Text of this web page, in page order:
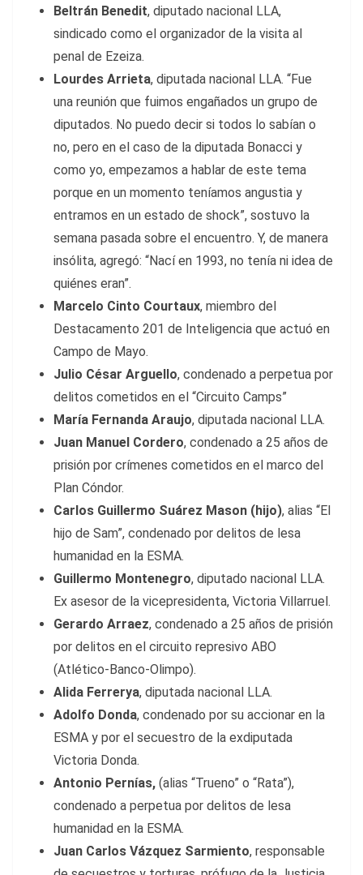
Beltrán Benedit, diputado nacional LLA,
sindicado como el organizador de la visita al
penal de Ezeiza.
Lourdes Arrieta, diputada nacional LLA. “Fue
una reunión que fuimos engañados un grupo de
diputados. No puedo decir si todos lo sabían o
no, pero en el caso de la diputada Bonacci y
como yo, empezamos a hablar de este tema
porque en un momento teníamos angustia y
entramos en un estado de shock”, sostuvo la
semana pasada sobre el encuentro. Y, de manera
insólita, agregó: “Nací en 1993, no tenía ni idea de
quiénes eran”.
Marcelo Cinto Courtaux, miembro del
Destacamento 201 de Inteligencia que actuó en
Campo de Mayo.
Julio César Arguello, condenado a perpetua por
delitos cometidos en el “Circuito Camps”
María Fernanda Araujo, diputada nacional LLA.
Juan Manuel Cordero, condenado a 25 años de
prisión por crímenes cometidos en el marco del
Plan Cóndor.
Carlos Guillermo Suárez Mason (hijo), alias “El
hijo de Sam”, condenado por delitos de lesa
humanidad en la ESMA.
Guillermo Montenegro, diputado nacional LLA.
Ex asesor de la vicepresidenta, Victoria Villarruel.
Gerardo Arraez, condenado a 25 años de prisión
por delitos en el circuito represivo ABO
(Atlético-Banco-Olimpo).
Alida Ferrerya, diputada nacional LLA.
Adolfo Donda, condenado por su accionar en la
ESMA y por el secuestro de la exdiputada
Victoria Donda.
Antonio Pernías, (alias “Trueno” o “Rata”),
condenado a perpetua por delitos de lesa
humanidad en la ESMA.
Juan Carlos Vázquez Sarmiento, responsable